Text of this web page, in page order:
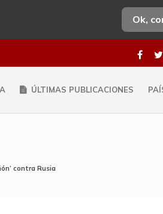
Ok,
ÚLTIMAS PUBLICACIONES
contra Rusia